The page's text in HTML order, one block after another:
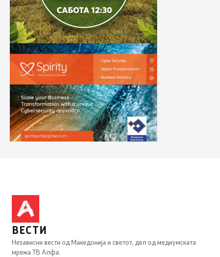
ВЕСТИ
Независни вести од Македонија и светот, дел од медиумската
мрежа ТВ Алфа.